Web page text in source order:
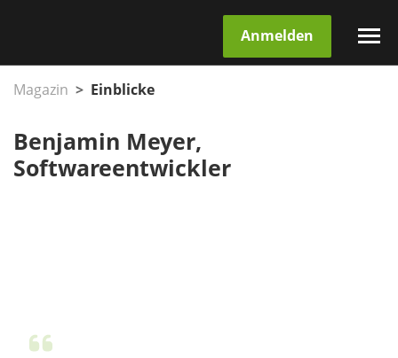
Anmelden
Magazin Einblicke
Benjamin Meyer,
Softwareentwickler